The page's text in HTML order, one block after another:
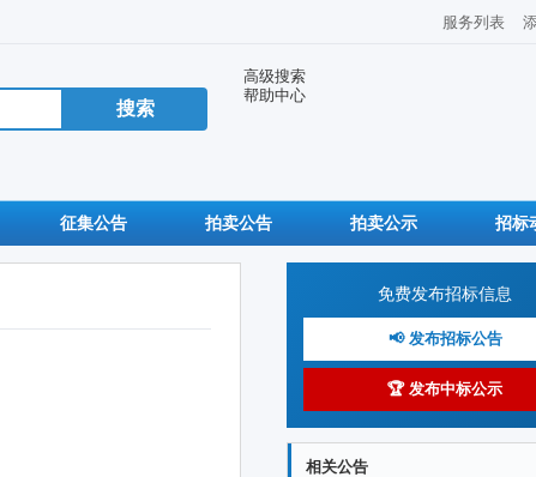
服务列表
高级搜索
帮助中心
征集公告 拍卖公告 拍卖公示 招标
免费发布招标信息
📢 发布招标公告
🏆 发布中标公示
相关公告